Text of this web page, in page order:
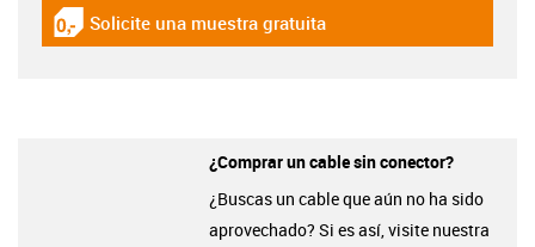
igus-icon-gratismuster
Solicite una muestra gratuita
¿Comprar un cable sin conector?
¿Buscas un cable que aún no ha sido
aprovechado? Si es así, visite nuestra